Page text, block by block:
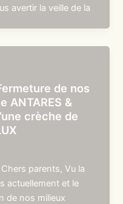
avertir la veille de la
de nos
ANTARES &
crèche de
parents, Vu la
actuellement et le
de nos milieux